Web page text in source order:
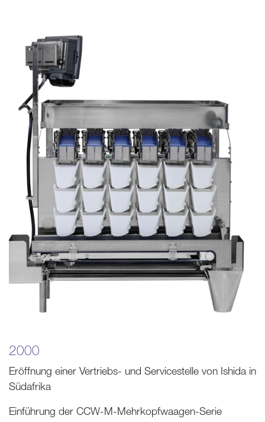
2000
Eröffnung einer Vertriebs- und Servicestelle von Ishida in
Südafrika
Einführung der CCW-M-Mehrkopfwaagen-Serie